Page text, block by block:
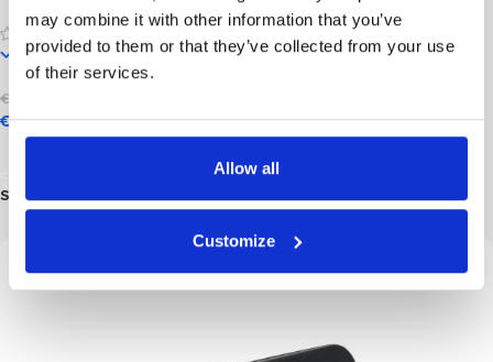
may combine it with other information that you’ve
provided to them or that they’ve collected from your use
of their services.
Allow all
Customize
In stock
€
€10,40 incl. btw
SKU: